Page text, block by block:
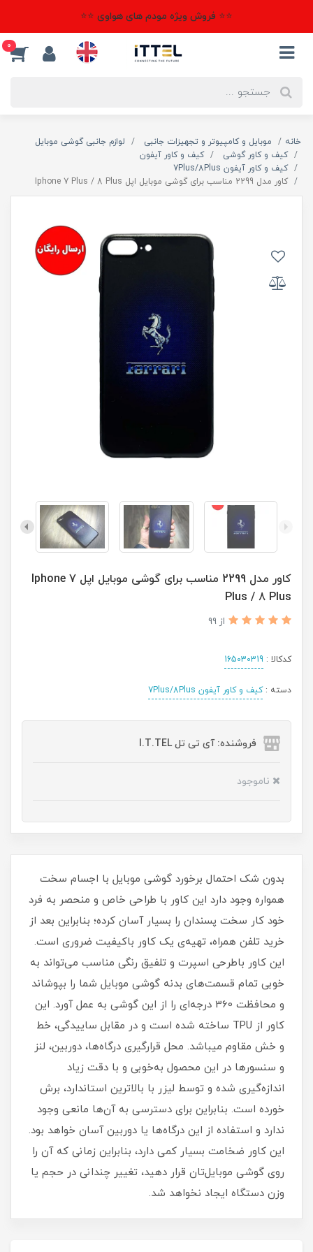
⭐⭐ فروش ویژه مودم های هواوی ⭐⭐
0
خانه موبایل و کامپیوتر و تجهیزات جانبی
لوازم جانبی گوشی موبایل
کیف و کاور گوشی
کیف و کاور آیفون
کیف و کاور آیفون 7Plus/8Plus
کاور مدل 2299 مناسب برای گوشی موبایل اپل Iphone 7 Plus / 8 Plus
کاور مدل 2299 مناسب برای گوشی موبایل اپل Iphone 7
Plus / 8 Plus
از 99
کدکالا : 165030319
دسته :کیف و کاور آیفون 7Plus/8Plus
فروشنده: آی تی تل I.T.TEL
ناموجود
بدون شک احتمال برخورد گوشی موبایل با اجسام سخت
همواره وجود دارد این کاور با طراحی خاص و منحصر به فرد
خود کار سخت پسندان را بسیار آسان کرده؛ بنابراین بعد از
خرید تلفن همراه، تهیه‌ی یک کاور با‌کیفیت ضروری است‏.‏
این کاور باطرحی اسپرت و تلفیق رنگی مناسب می‌تواند به
خوبی تمام قسمت‌های بدنه گوشی موبایل شما را بپوشاند
و محافظت 360 درجه‌ای را از این گوشی به عمل آورد‏.‏ این
کاور از TPU ساخته شده است و در مقابل ساییدگی، خط
و خش مقاوم میباشد.‏ محل قرارگیری درگاه‌ها، دوربین، لنز
و سنسورها در این محصول به‌خوبی و با دقت زیاد
اندازه‌گیری شده و توسط لیزر با بالاترین استاندارد، برش
خورده است‏.‏ بنابراین برای دسترسی به آن‌ها مانعی وجود
ندارد و استفاده از این درگاه‌ها یا دوربین آسان خواهد بود‏.‏
این کاور ضخامت بسیار کمی دارد، بنابراین زمانی که آن را
روی گوشی موبایل‌تان قرار دهید، تغییر چندانی در حجم یا
وزن دستگاه ایجاد نخواهد شد‏.‏